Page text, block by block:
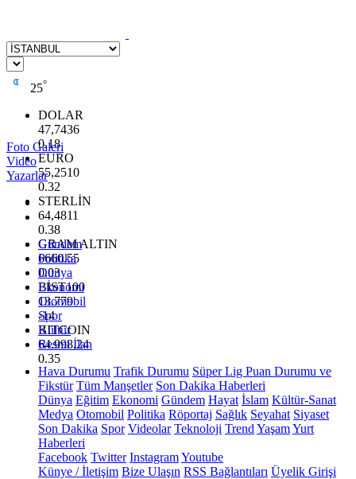
25°
DOLAR
47,7436
0.18
EURO
55,2510
0.32
STERLİN
64,4811
0.38
GRAM ALTIN
6660.55
0.03
BİST100
13.779
-14
BITCOIN
64.998,24
0.35
Foto Galeri
Video
Yazarlar
Gündem
Politika
Dünya
Ekonomi
Otomobil
Spor
Kültür
Resmi İlan
Hava Durumu Trafik Durumu Süper Lig Puan Durumu ve
Fikstür Tüm Manşetler Son Dakika Haberleri
Dünya Eğitim Ekonomi Gündem Hayat İslam Kültür-Sanat
Medya Otomobil Politika Röportaj Sağlık Seyahat Siyaset
Son Dakika Spor Videolar Teknoloji Trend YaşamYurt
Haberleri
Facebook Twitter InstagramYoutube
Künye / İletişim Bize Ulaşın RSS Bağlantıları Üyelik Girişi